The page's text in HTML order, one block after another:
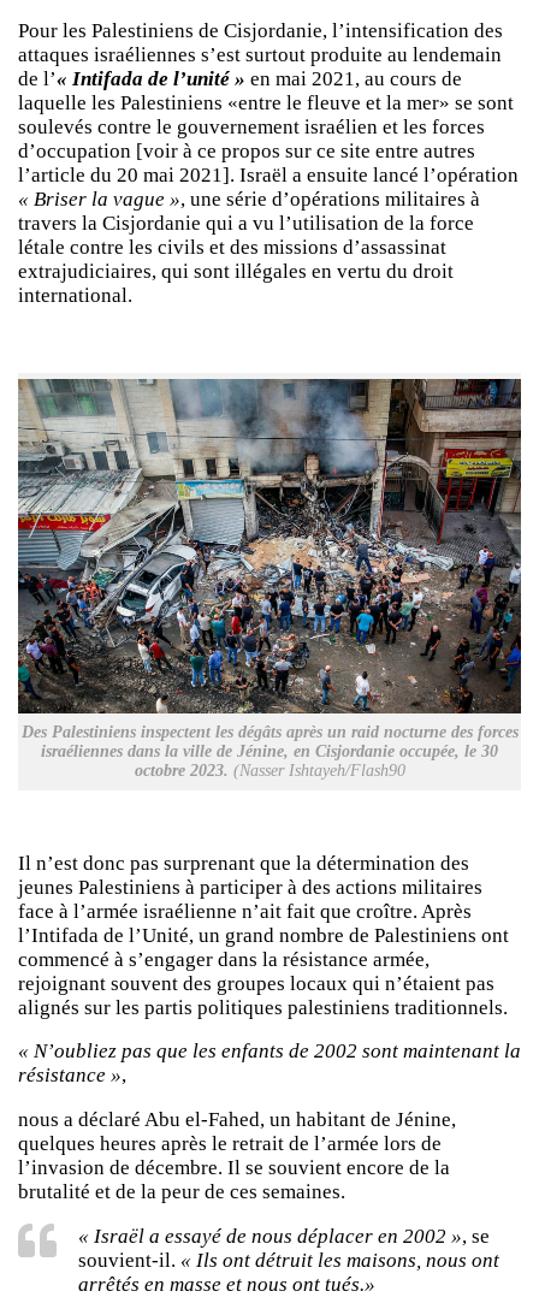
Pour les Palestiniens de Cisjordanie, l’intensification des
attaques israéliennes s’est surtout produite au lendemain
de l’« Intifada de l’unité » en mai 2021, au cours de
laquelle les Palestiniens «entre le fleuve et la mer» se sont
soulevés contre le gouvernement israélien et les forces
d’occupation [voir à ce propos sur ce site entre autres
l’article du 20 mai 2021]. Israël a ensuite lancé l’opération
« Briser la vague », une série d’opérations militaires à
travers la Cisjordanie qui a vu l’utilisation de la force
létale contre les civils et des missions d’assassinat
extrajudiciaires, qui sont illégales en vertu du droit
international.
Des Palestiniens inspectent les dégâts après un raid nocturne des forces
israéliennes dans la ville de Jénine, en Cisjordanie occupée, le 30
octobre 2023. (Nasser Ishtayeh/Flash90
Il n’est donc pas surprenant que la détermination des
jeunes Palestiniens à participer à des actions militaires
face à l’armée israélienne n’ait fait que croître. Après
l’Intifada de l’Unité, un grand nombre de Palestiniens ont
commencé à s’engager dans la résistance armée,
rejoignant souvent des groupes locaux qui n’étaient pas
alignés sur les partis politiques palestiniens traditionnels.
« N’oubliez pas que les enfants de 2002 sont maintenant la
résistance »,
nous a déclaré Abu el-Fahed, un habitant de Jénine,
quelques heures après le retrait de l’armée lors de
l’invasion de décembre. Il se souvient encore de la
brutalité et de la peur de ces semaines.
« Israël a essayé de nous déplacer en 2002 », se
souvient-il. « Ils ont détruit les maisons, nous ont
arrêtés en masse et nous ont tués.»